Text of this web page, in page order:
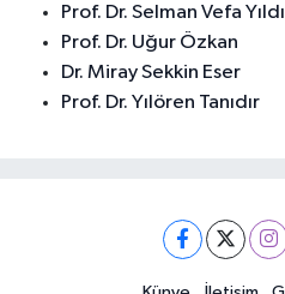
Prof. Dr. Selman Vefa
Prof. Dr. Uğur Özkan
Dr. Miray Sekkin Eser
Prof. Dr. Yılören Tanıdır